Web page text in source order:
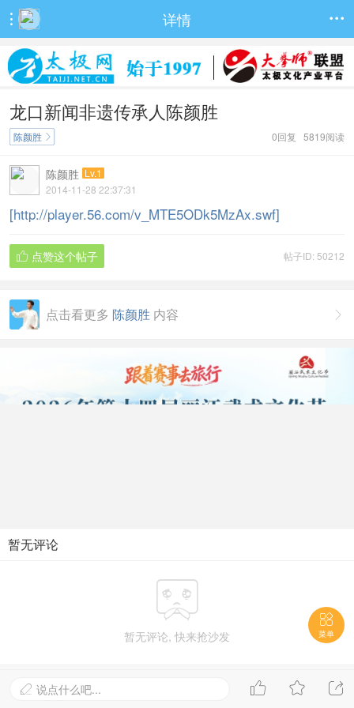
 详情 
龙口新闻非遗传承人陈颜胜
0回复 5819阅读
陈颜胜 
陈颜胜 Lv.1
2014-11-28 22:37:31
[http://player.56.com/v_MTE5ODk5MzAx.swf]
帖子ID: 50212
 点赞这个帖子

点击看更多 陈颜胜 内容
暂无评论

暂无评论, 快来抢沙发
进入网站首页，查看更多精彩内容

菜单



 说点什么吧...